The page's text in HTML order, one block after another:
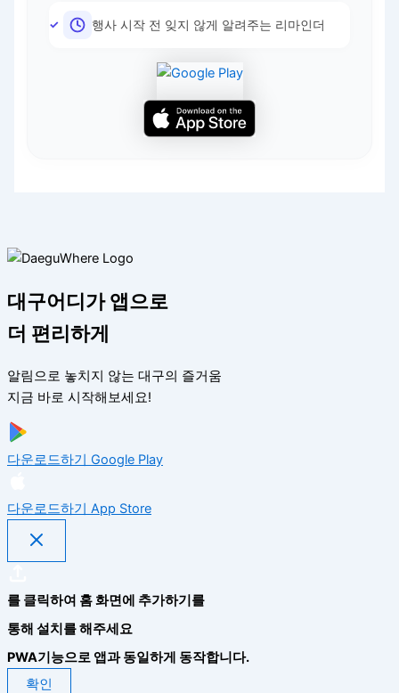
행사 시작 전 잊지 않게 알려주는 리마인더
대구어디가 앱으로
더 편리하게
알림으로 놓치지 않는 대구의 즐거움
지금 바로 시작해보세요!
다운로드하기 Google Play
다운로드하기 App Store
를 클릭하여 홈 화면에 추가하기를
통해 설치를 해주세요
PWA기능으로 앱과 동일하게 동작합니다.
확인